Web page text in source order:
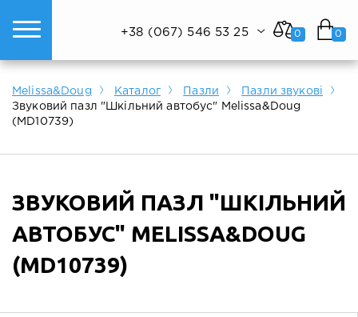
Показати все
Показати все
Показати все
+38 (067) 546 53 25
Melissa&Doug Каталог Пазли
Пазли звукові
Звуковий пазл "Шкільний автобус" Melissa&Doug
(MD10739)
ЗВУКОВИЙ ПАЗЛ "ШКІЛЬНИЙ
АВТОБУС" MELISSA&DOUG
(MD10739)
0 0